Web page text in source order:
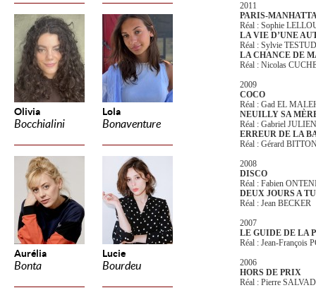
Olivia
Bocchialini
Lola
Bonaventure
Aurélia
Bonta
Lucie
Bourdeu
2011
PARIS-
Réal : Sophie
LA VIE D’UNE
Réal : Sylvie TESTUD
LA CHANCE DE
Réal : Nicolas
2009
COCO
Réal : Gad EL
NEUILLY SA
Réal : Gabriel
ERREUR DE LA
Réal : Gérard
2008
DISCO
Réal : Fabien
DEUX JOURS A
Réal : Jean BECKER
2007
LE GUIDE DE LA
Réal : Jean-François
2006
HORS DE PRIX
Réal : Pierre